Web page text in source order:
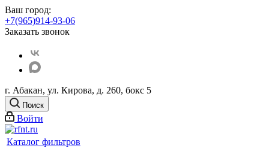
Ваш город:
+7(965)914-93-06
Заказать звонок
г. Абакан, ул. Кирова, д. 260, бокс 5
Поиск
Войти
Каталог фильтров